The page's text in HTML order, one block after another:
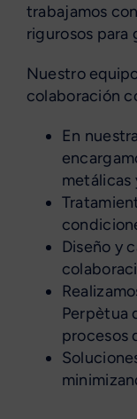
trabajamos
rigurosos para
Nuestro
colaboración
En
metálicas
Diseño y
Perpètua
procesos